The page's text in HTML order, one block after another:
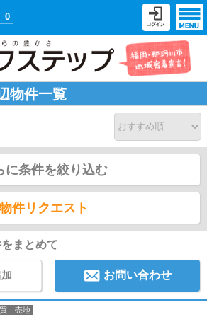
0
物件一覧
に条件を絞り込む
物件リクエスト
まとめて
お問い合わせ
｜売地